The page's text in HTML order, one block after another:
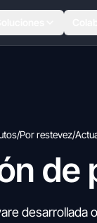
/Por restevez/
de
desarrollada